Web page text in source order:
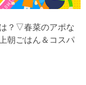
？▽春菜のアポな
朝ごはん＆コスパ